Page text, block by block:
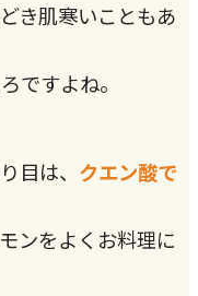
き肌寒いこともあ
ですよね。
目は、 クエン酸で
ンをよくお料理に